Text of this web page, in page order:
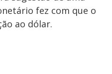
fez com que o
ao dólar.